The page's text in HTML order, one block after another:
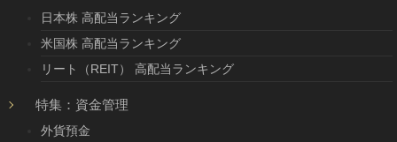
日本株 高配当ランキング
米国株 高配当ランキング
リート（REIT） 高配当ランキング
特集：資金管理
外貨預金